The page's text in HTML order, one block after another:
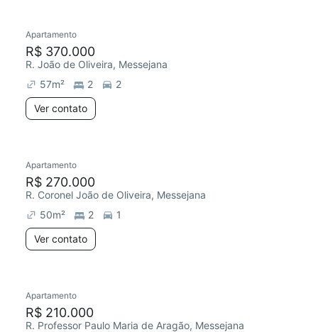
Apartamento
R$ 370.000
R. João de Oliveira, Messejana
57m² 2
2
Ver contato
Apartamento
R$ 270.000
R. Coronel João de Oliveira, Messejana
50m² 2
1
Ver contato
Apartamento
R$ 210.000
R. Professor Paulo Maria de Aragão, Messejana